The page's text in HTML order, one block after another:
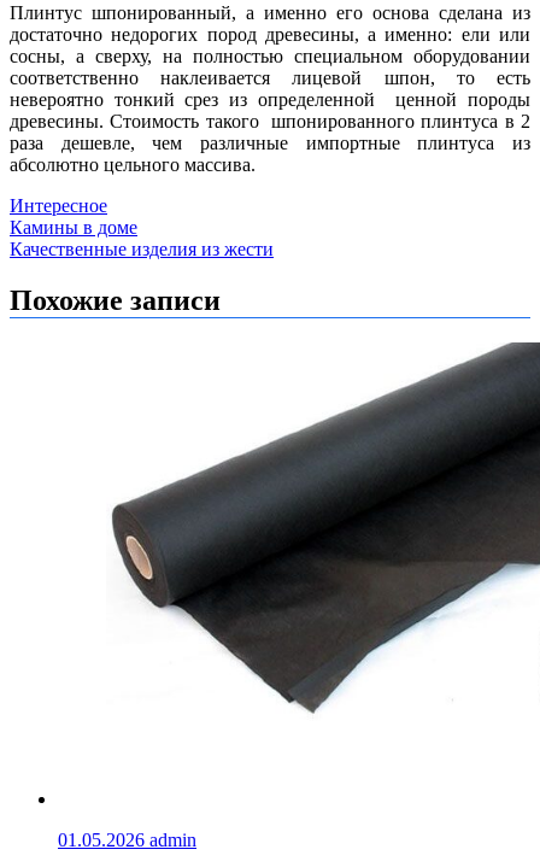
Плинтус шпонированный, а именно его основа сделана из
достаточно недорогих пород древесины, а именно: ели или
сосны, а сверху, на полностью специальном оборудовании
соответственно наклеивается лицевой шпон, то есть
невероятно тонкий срез из определенной ценной породы
древесины.Стоимость такого шпонированного плинтуса в 2
раза дешевле, чем различные импортные плинтуса из
абсолютно цельного массива.
Интересное
Навигация
по
записям
Камины в доме
Качественные изделия из жести
Похожие записи
01.05.2026 admin